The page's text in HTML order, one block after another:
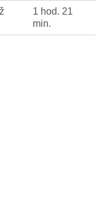
1 hod. 21
min.